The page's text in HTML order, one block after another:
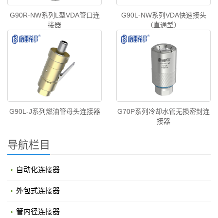
G90R-NW系列L型VDA管口连
接器
G90L-NW系列VDA快速接头
（直通型）
G90L-J系列燃油管母头连接器
G70P系列冷却水管无损密封连
接器
导航栏目
自动化连接器
外包式连接器
管内径连接器